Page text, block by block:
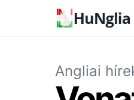
Angliai